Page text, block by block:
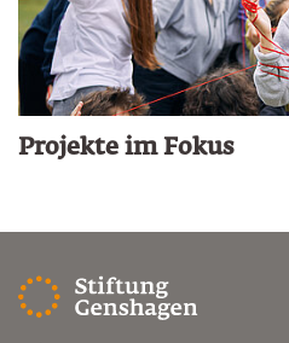
Projekte im Fokus